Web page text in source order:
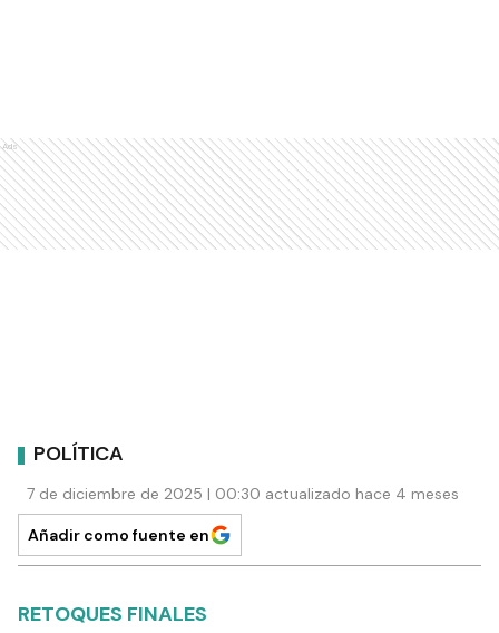
Ads
POLÍTICA
7 de diciembre de 2025 | 00:30 actualizado hace 4 meses
Añadir como fuente en
RETOQUES FINALES